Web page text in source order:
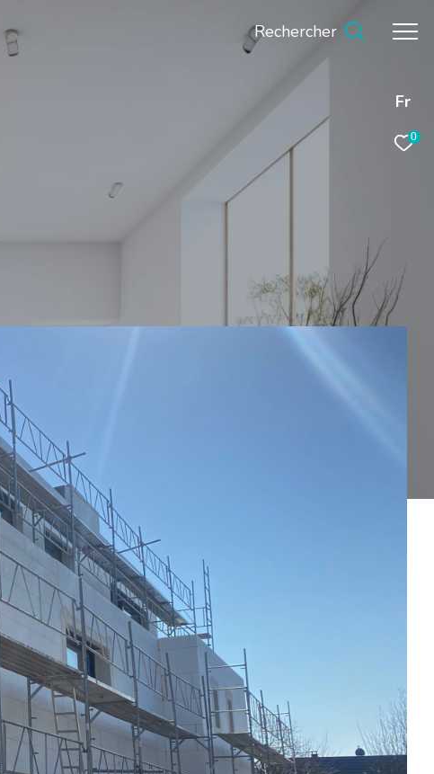
Fr
0
Rechercher